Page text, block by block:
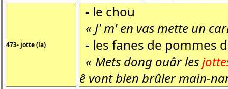
473- jotte (la)
- le chou
« J' m' en vas mette un
- les fanes de pommes
« Mets dong ouâr les
ê vont bien brûler main-